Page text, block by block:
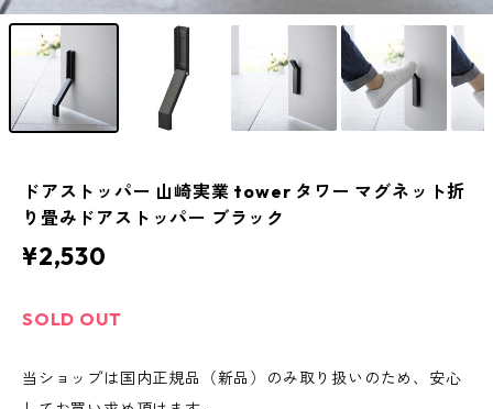
ドアストッパー 山崎実業 tower タワー マグネット折
り畳みドアストッパー ブラック
¥2,530
SOLD OUT
当ショップは国内正規品（新品）のみ取り扱いのため、安心